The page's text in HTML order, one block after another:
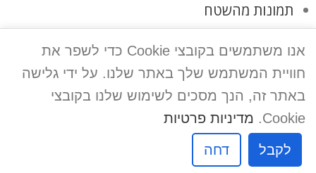
תמונות מהשטח
מדיניות פרטיות
אנו משתמשים בקובצי Cookie כדי לשפר את
חוויית המשתמש שלך באתר שלנו. על ידי גלישה
באתר זה, הנך מסכים לשימוש שלנו בקובצי
Cookie.
מדיניות פרטיות
לקבל דחה